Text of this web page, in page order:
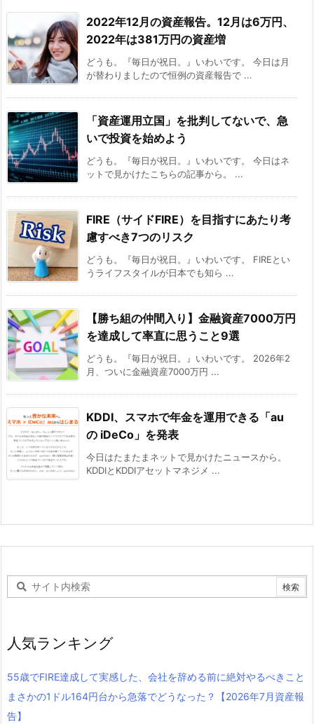
2022年12月の資産報告。12月は6万円、
2022年は381万円の資産増
どうも。『毎日が祝日。』いわいです。 今日は月
が替わりましたので恒例の資産報告で ...
「資産運用立国」を批判してないで、急
いで投資を始めよう
どうも。『毎日が祝日。』いわいです。 今日はネ
ットで見かけたこちらの記事から。 ...
FIRE（サイドFIRE）を目指すにあたり考
慮すべき7つのリスク
どうも。『毎日が祝日。』いわいです。 FIREとい
うライフスタイルが日本でも知ら ...
【勝ち組の仲間入り】金融資産7000万円
を達成して率直に思うこと9選
どうも。『毎日が祝日。』いわいです。 2026年2
月、ついに金融資産7000万円 ...
KDDI、スマホで年金を運用できる「au
の iDeCo」を発表
今日はたまたまネットで見かけたニュースから。
KDDIとKDDIアセットマネジメ ...
人気ランキング
55歳でFIRE達成して実感した、会社を辞める前に絶対やるべきこと
まさかの1ドル164円台から急落でどうなった？【2026年7月資産報
告】